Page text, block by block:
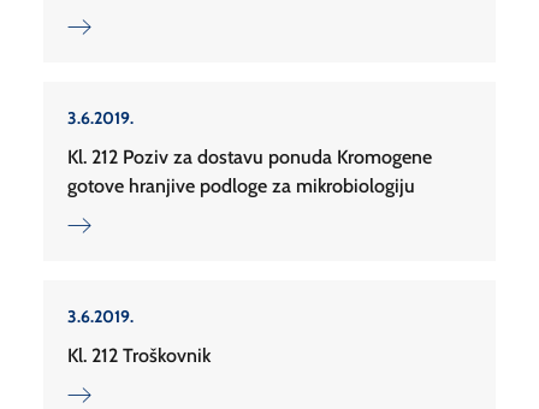
3.6.2019.
Kl. 212 Poziv za dostavu ponuda Kromogene
gotove hranjive podloge za mikrobiologiju
3.6.2019.
Kl. 212 Troškovnik